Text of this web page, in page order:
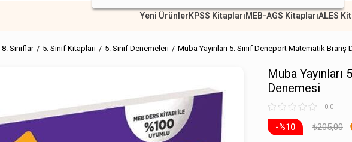
Yeni ÜrünlerKPSS KitaplarıMEB-AGS KitaplarıALES
Sınıflar 5. Sınıf Kitapları 5. Sınıf Denemeleri Muba Yayınları 5. Sınıf Deneport Matematik Branş
Muba
Denemesi
0.0
10 ₺205,00